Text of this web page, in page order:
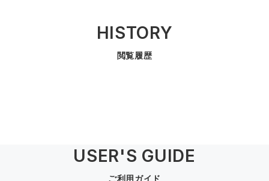
HISTORY
閲覧履歴
USER'S GUIDE
ご利用ガイド